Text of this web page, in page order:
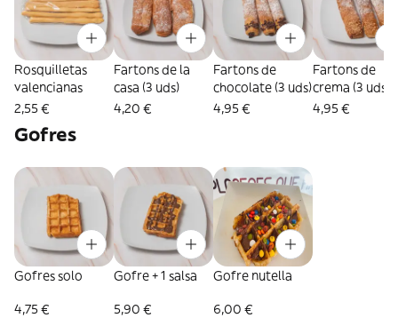
Rosquilletas
valencianas
2,55 €
Fartons de la
casa (3 uds)
4,20 €
Fartons de
chocolate (3 uds)
4,95 €
Fartons de
crema (3 uds)
4,95 €
Gofres
Gofres solo
4,75 €
Gofre + 1 salsa
5,90 €
Gofre nutella
6,00 €